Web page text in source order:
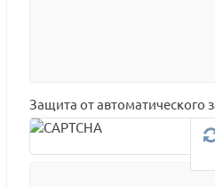
Защита от автоматического